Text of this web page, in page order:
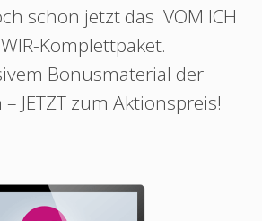
schon jetzt das VOM ICH
-Komplettpaket.
Bonusmaterial der
JETZT zum Aktionspreis!